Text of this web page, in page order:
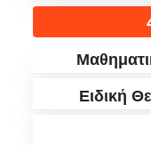
Ειδική